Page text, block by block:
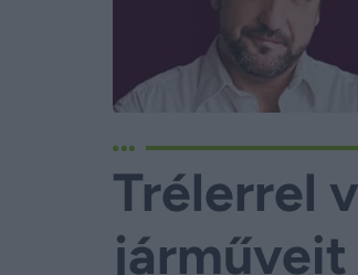
Trélerrel
járműveit